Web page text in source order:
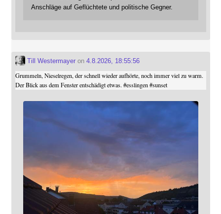
Anschläge auf Geflüchtete und politische Gegner.
Till Westermayeron 4.8.2026, 18:55:56
Grummeln, Nieselregen, der schnell wieder aufhörte, noch immer viel zu warm.
Der Blick aus dem Fenster entschädigt etwas.#esslingen #sunset